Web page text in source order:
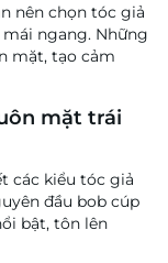
nên chọn tóc giả
ngang. Những
mặt, tạo cảm
mặt trái
các kiểu tóc giả
đầu bob cúp
bật, tôn lên